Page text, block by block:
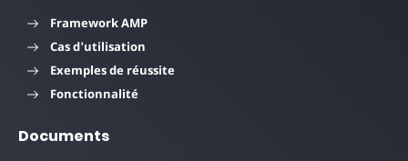
Framework AMP
Cas d'utilisation
Exemples de réussite
Fonctionnalité
Documents